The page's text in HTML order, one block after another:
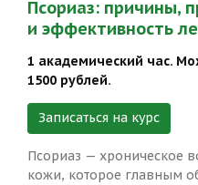
Псориаз: причины,
и эффективность
1 академический час.
1500 рублей.
Записаться на курс
Псориаз — хроническое
кожи, которое главным